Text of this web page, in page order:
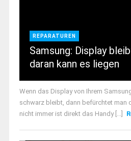
REPARATUREN
Samsung: Display
daran kann es liegen
Wenn das Display von Ihrem
schwarz bleibt, dann befürchtet man
nicht immer ist direkt das Handy [...]